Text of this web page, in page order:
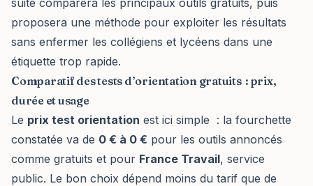
proposera une méthode pour exploiter les résultats
sans enfermer les collégiens et lycéens dans une
étiquette trop rapide.
Comparatif des tests d’orientation gratuits : prix,
durée et usage
Le prix test orientation est ici simple : la fourchette
constatée va de 0 € à 0 € pour les outils annoncés
comme gratuits et pour France Travail, service
public. Le bon choix dépend moins du tarif que de